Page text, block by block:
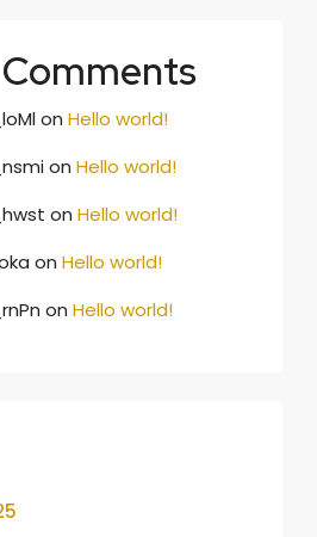
on Hello world!
on Hello world!
on Hello world!
on Hello world!
on Hello world!